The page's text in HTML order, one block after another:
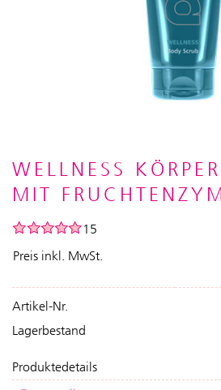
WELLNESS
MIT
15
Preis inkl. MwSt.
Artikel-Nr.
Lagerbestand
Produktedetails